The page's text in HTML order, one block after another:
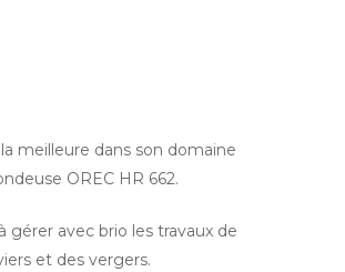
meilleure dans son domaine
OREC HR 662.
gérer avec brio les travaux de
et des vergers.